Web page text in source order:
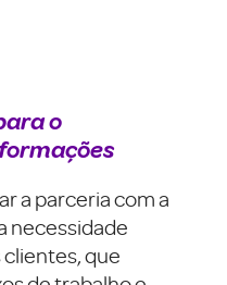
o
a parceria com a
necessidade
que